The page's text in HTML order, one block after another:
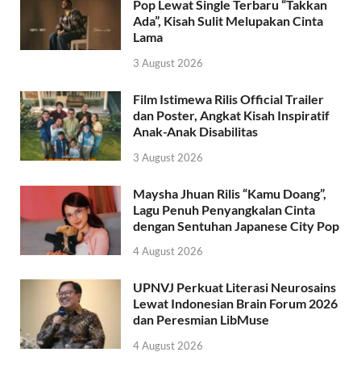
Pop Lewat Single Terbaru “Takkan
Ada”, Kisah Sulit Melupakan Cinta
Lama
3 August 2026
Film Istimewa Rilis Official Trailer
dan Poster, Angkat Kisah Inspiratif
Anak-Anak Disabilitas
3 August 2026
Maysha Jhuan Rilis “Kamu Doang”,
Lagu Penuh Penyangkalan Cinta
dengan Sentuhan Japanese City Pop
4 August 2026
UPNVJ Perkuat Literasi Neurosains
Lewat Indonesian Brain Forum 2026
dan Peresmian LibMuse
4 August 2026